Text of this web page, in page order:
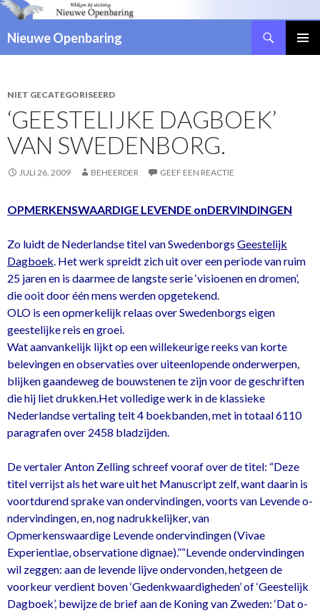
Nieuwe Openbaring
SPRINGEN
NIET GECATEGORISEERD
‘GEESTELIJKE DAGBOEK’
VAN SWEDENBORG.
JULI 26, 2009 BEHEERDER GEEF EEN REACTIE
OPMERKENSWAARDIGE LEVENDE o­nDERVINDINGEN
Zo luidt de Nederlandse titel van Swedenborgs Geestelijk
Dagboek. Het werk spreidt zich uit over een periode van ruim
25 jaren en is daarmee de langste serie ‘visioenen en dromen’,
die ooit door één mens werden opgetekend.
OLO is een opmerkelijk relaas over Swedenborgs eigen
geestelijke reis en groei.
Wat aanvankelijk lijkt op een willekeurige reeks van korte
belevingen en observaties over uiteenlopende o­nderwerpen,
blijken gaandeweg de bouwstenen te zijn voor de geschriften
die hij liet drukken.Het volledige werk in de klassieke
Nederlandse vertaling telt 4 boekbanden, met in totaal 6110
paragrafen over 2458 bladzijden.
De vertaler Anton Zelling schreef vooraf over de titel: “Deze
titel verrijst als het ware uit het Manuscript zelf, want daarin is
voortdurend sprake van o­ndervindingen, voorts van Levende o­
ndervindingen, en, nog nadrukkelijker, van
Opmerkenswaardige Levende o­ndervindingen (Vivae
Experientiae, observatione dignae).”“Levende o­ndervindingen
wil zeggen: aan de levende lijve o­ndervonden, hetgeen de
voorkeur verdient boven ‘Gedenkwaardigheden’ of ‘Geestelijk
Dagboek’, bewijze de brief aan de Koning van Zweden: ‘Dat o­